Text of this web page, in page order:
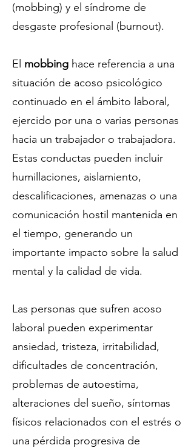
(mobbing) y el síndrome de
desgaste profesional (burnout).
El mobbing hace referencia a una
situación de acoso psicológico
continuado en el ámbito laboral,
ejercido por una o varias personas
hacia un trabajador o trabajadora.
Estas conductas pueden incluir
humillaciones, aislamiento,
descalificaciones, amenazas o una
comunicación hostil mantenida en
el tiempo, generando un
importante impacto sobre la salud
mental y la calidad de vida.
Las personas que sufren acoso
laboral pueden experimentar
ansiedad, tristeza, irritabilidad,
dificultades de concentración,
problemas de autoestima,
alteraciones del sueño, síntomas
físicos relacionados con el estrés o
una pérdida progresiva de